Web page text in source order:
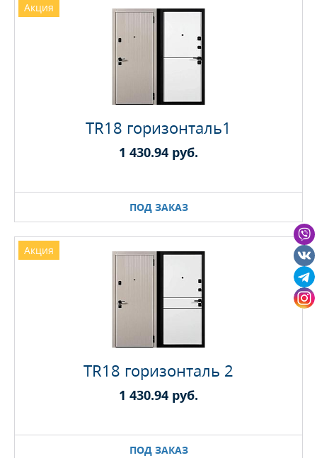
Акция
TR18 горизонталь1
ПОД ЗАКАЗ
1 430.94 руб.
Акция
TR18 горизонталь 2
ПОД ЗАКАЗ
1 430.94 руб.